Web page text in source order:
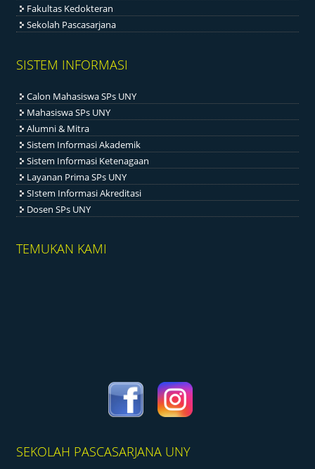
Fakultas Kedokteran
Sekolah Pascasarjana
SISTEM INFORMASI
Calon Mahasiswa SPs UNY
Mahasiswa SPs UNY
Alumni & Mitra
Sistem Informasi Akademik
Sistem Informasi Ketenagaan
Layanan Prima SPs UNY
SIstem Informasi Akreditasi
Dosen SPs UNY
TEMUKAN KAMI
SEKOLAH PASCASARJANA UNY